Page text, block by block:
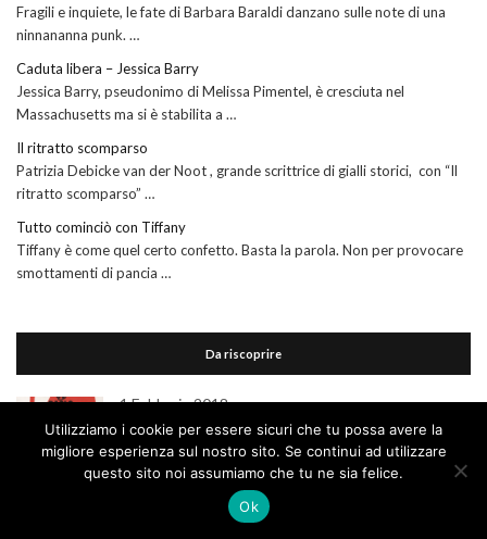
Fragili e inquiete, le fate di Barbara Baraldi danzano sulle note di una
ninnananna punk. …
Caduta libera – Jessica Barry
Jessica Barry, pseudonimo di Melissa Pimentel, è cresciuta nel
Massachusetts ma si è stabilita a …
Il ritratto scomparso
Patrizia Debicke van der Noot , grande scrittrice di gialli storici, con “Il
ritratto scomparso” …
Tutto cominciò con Tiffany
Tiffany è come quel certo confetto. Basta la parola. Non per provocare
smottamenti di pancia …
Da riscoprire
1 Febbraio 2018
La pattinatrice sul mare – Paolo Foschi al
Nebbiagialla 2/4 febbraio
Utilizziamo i cookie per essere sicuri che tu possa avere la
migliore esperienza sul nostro sito. Se continui ad utilizzare
questo sito noi assumiamo che tu ne sia felice.
Ok